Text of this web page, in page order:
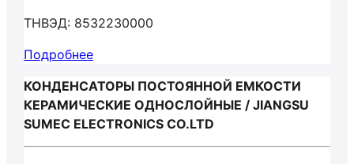
ТНВЭД: 8532230000
Подробнее
КОНДЕНСАТОРЫ ПОСТОЯННОЙ ЕМКОСТИ
КЕРАМИЧЕСКИЕ ОДНОСЛОЙНЫЕ / JIANGSU
SUMEC ELECTRONICS CO.LTD